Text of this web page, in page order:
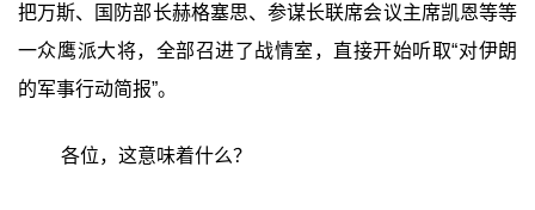
把万斯、国防部长赫格塞思、参谋长联席会议主席凯恩等等
一众鹰派大将，全部召进了战情室，直接开始听取“对伊朗
的军事行动简报”。
各位，这意味着什么？